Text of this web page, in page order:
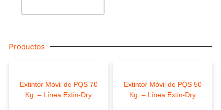
Productos
Extintor Móvil de PQS 70
Kg. – Línea Extin-Dry
Extintor Móvil de PQS 50
Kg. – Línea Extin-Dry